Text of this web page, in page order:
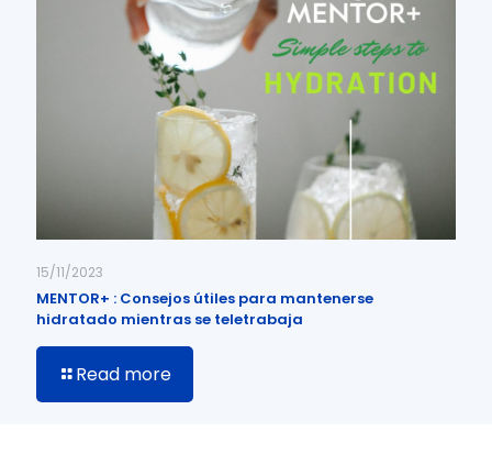
15/11/2023
MENTOR+ : Consejos útiles para mantenerse
hidratado mientras se teletrabaja
Read more